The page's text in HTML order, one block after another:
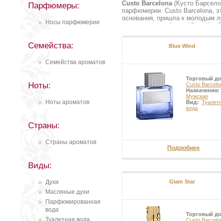
Парфюмеры:
Носы парфюмерии
Семейства:
Семейства ароматов
Ноты:
Ноты ароматов
Страны:
Страны ароматов
Виды:
Духи
Масляные духи
Парфюмированная
вода
Туалетная вода
Custo Barcelona(Кусто
парфюмерии. Custo Barcelona,
основания, пришла к молодым
впечатление пейзажи Южной и
Barcelona стал брендом,
марки Custo Barcelona
презентует новые коллекции
обязывал дизайнеров на
Barcelona не ограничились, и
Barcelona пользуется успехом
культуру самых разных
Blue Wind
Торговый
Custo
Назначения:
Мужские
Вид:
вода
Подробнее
Glam Star
Торговый